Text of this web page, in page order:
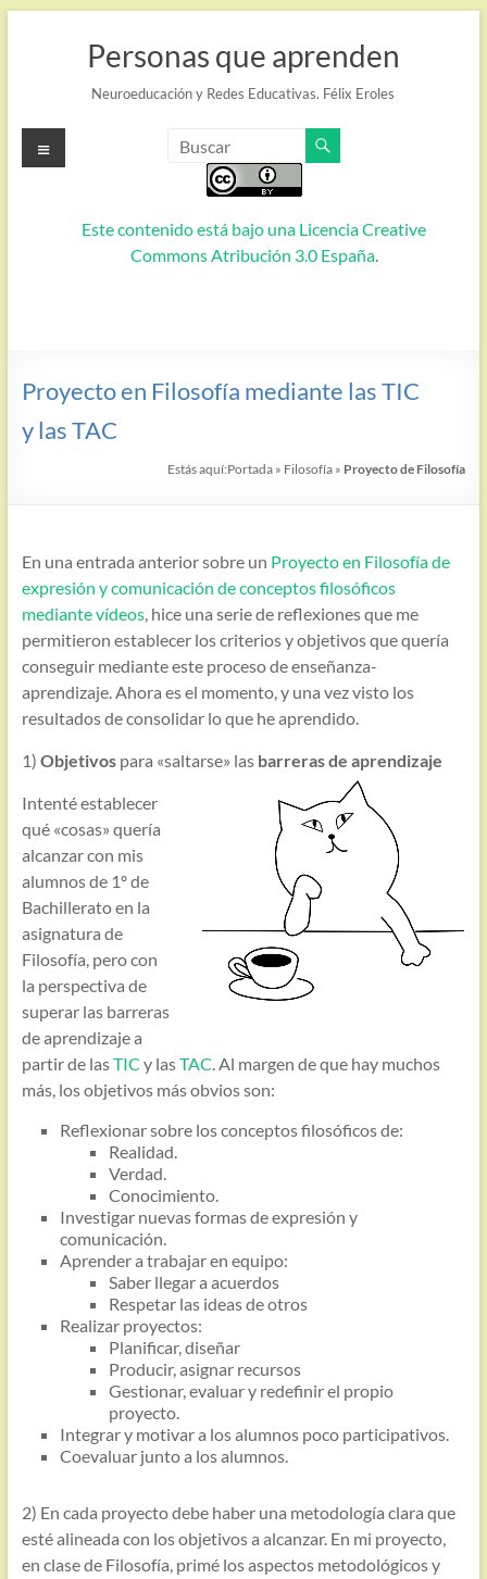
Personas que aprenden
Neuroeducación y Redes Educativas. Félix Eroles
Este contenido está bajo una Licencia Creative
Commons Atribución 3.0 España.
Menú
Proyecto en Filosofía mediante las TIC
y las TAC
Estás aquí:Portada » Filosofía » Proyecto de Filosofía
En una entrada anterior sobre un Proyecto en Filosofía de
expresión y comunicación de conceptos filosóficos
mediante vídeos, hice una serie de reflexiones que me
permitieron establecer los criterios y objetivos que quería
conseguir mediante este proceso de enseñanza-
aprendizaje. Ahora es el momento, y una vez visto los
resultados de consolidar lo que he aprendido.
1) Objetivospara «saltarse» las barreras de aprendizaje
Intenté establecer
qué «cosas» quería
alcanzar con mis
alumnos de 1º de
Bachillerato en la
asignatura de
Filosofía, pero con
la perspectiva de
superar las barreras
de aprendizaje a
partir de lasTIC y lasTAC. Al margen de que hay muchos
más, los objetivos más obvios son:
Reflexionar sobre los conceptos filosóficos de:
Realidad.
Verdad.
Conocimiento.
Investigar nuevas formas de expresión y
comunicación.
Aprender a trabajar en equipo:
Saber llegar a acuerdos
Respetar las ideas de otros
Realizar proyectos:
Planificar, diseñar
Producir, asignar recursos
Gestionar, evaluar y redefinir el propio
proyecto.
Integrar y motivar a los alumnos poco participativos.
Coevaluar junto a los alumnos.
2) En cada proyecto debe haber una metodología clara que
esté alineada con los objetivos a alcanzar. En mi proyecto,
en clase de Filosofía, primé los aspectos metodológicos y